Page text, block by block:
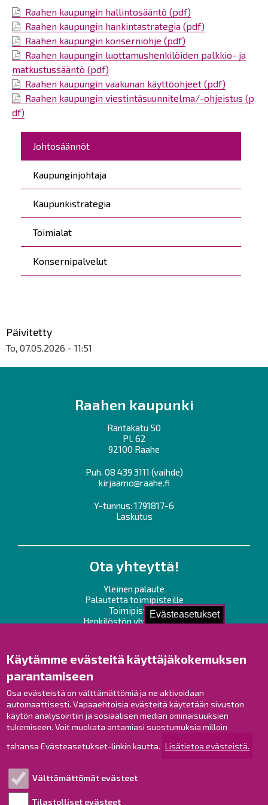
Evästeasetukset
Käytämme evästeitä käyttäjäkokemuksen
parantamiseen
Osa evästeistä on välttämättömiä ja ne aktivoidaan
automaattisesti. Vapaaehtoisia evästeitä käytetään sivuston
käytön analysointiin ja sosiaalisen median ominaisuuksien
tukemiseen. Voit muokata antamiasi suostumuksia milloin
tahansa Evästeasetukset-linkin kautta. Lisätietoa evästeistä.
Välttämättömät evästeet
Tilastolliset evästeet
Päävalikko
Johtosäännöt
Kaupunginjohtaja
Kaupunkistrategia
Toimialat
Konsernipalvelut
Raahen kaupungin hallintosääntö (pdf)
Raahen kaupungin hankintastrategia (pdf)
Raahen kaupungin konserniohje (pdf)
Raahen kaupungin luottamushenkilöiden palkkio- ja
matkustussääntö (pdf)
Raahen kaupungin vaakunan käyttöohjeet (pdf)
Raahen kaupungin viestintäsuunnitelma/-ohjeistus (p
df)
Päivitetty
To, 07.05.2026 - 11:51
Raahen kaupunki
Rantakatu 50
PL 62
92100 Raahe
Puh. 08 439 3111 (vaihde)
kirjaamo@raahe.fi
Y-tunnus: 1791817-6
Laskutus
Ota yhteyttä!
Yleinen palaute
Palautetta toimipisteille
Toimipisteet
Henkilöstön yhteystiedot
Raahe Facebookissa
Raahe Instagramissa
Raahe LinkedInissä
Raahe YouTubessa
Esityslistat ja pöytäkirjat
Viranhaltijapäätökset